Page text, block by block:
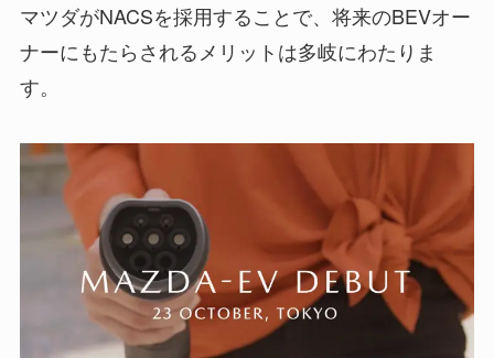
マツダがNACSを採用することで、将来のBEVオー
ナーにもたらされるメリットは多岐にわたりま
す。